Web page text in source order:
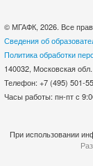
© МГАФК, 2026. Все
Сведения об
Политика обработки
140032, Московская
Телефон: +7 (495)
Часы работы: пн-пт с
При использовании